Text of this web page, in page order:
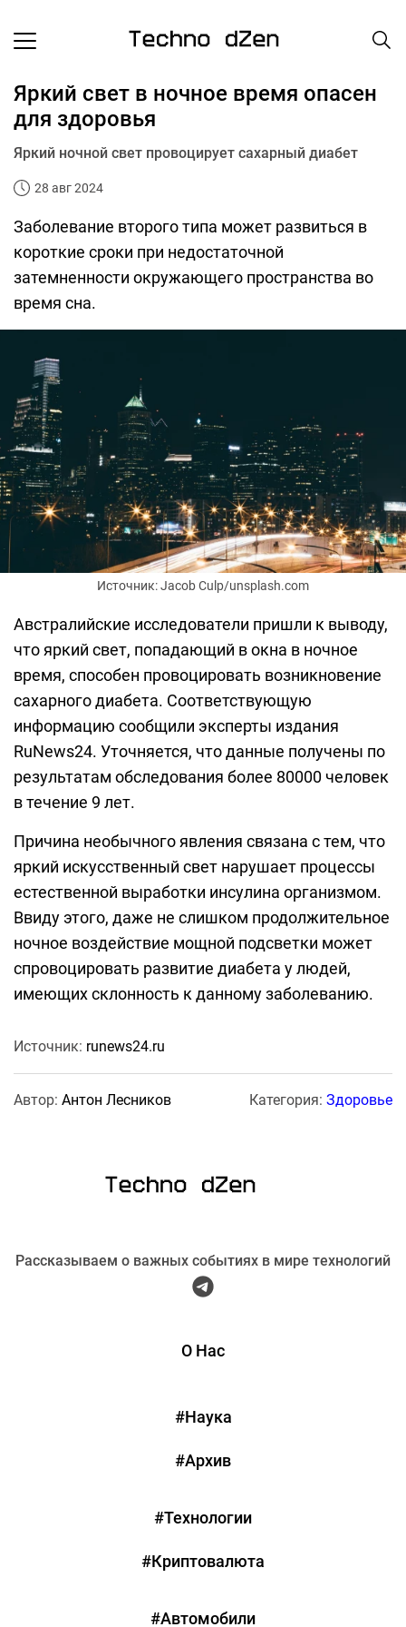
Яркий свет в ночное время опасен
для здоровья
Яркий ночной свет провоцирует сахарный диабет
28 авг 2024
Заболевание второго типа может развиться в
короткие сроки при недостаточной
затемненности окружающего пространства во
время сна.
Источник: Jacob Culp/unsplash.com
Австралийские исследователи пришли к выводу,
что яркий свет, попадающий в окна в ночное
время, способен провоцировать возникновение
сахарного диабета. Соответствующую
информацию сообщили эксперты издания
RuNews24. Уточняется, что данные получены по
результатам обследования более 80000 человек
в течение 9 лет.
Причина необычного явления связана с тем, что
яркий искусственный свет нарушает процессы
естественной выработки инсулина организмом.
Ввиду этого, даже не слишком продолжительное
ночное воздействие мощной подсветки может
спровоцировать развитие диабета у людей,
имеющих склонность к данному заболеванию.
Источник: runews24.ru
Автор: Антон Лесников Категория: Здоровье
Рассказываем о важных событиях в мире технологий
О Нас
#Наука
#Архив
#Технологии
#Криптовалюта
#Автомобили